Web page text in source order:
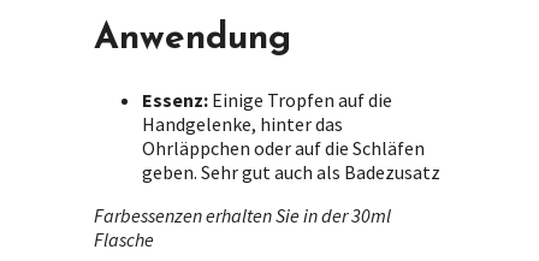
Anwendung
Essenz: Einige Tropfen auf die
Handgelenke, hinter das
Ohrläppchen oder auf die Schläfen
geben. Sehr gut auch als Badezusatz
Farbessenzen erhalten Sie in der 30ml
Flasche
optional. They
Experience
Damit unsere